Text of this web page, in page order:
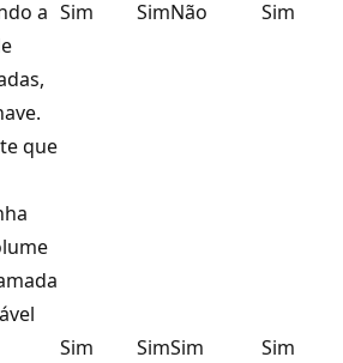
a Sim SimNão Sim
que
Sim SimSim Sim